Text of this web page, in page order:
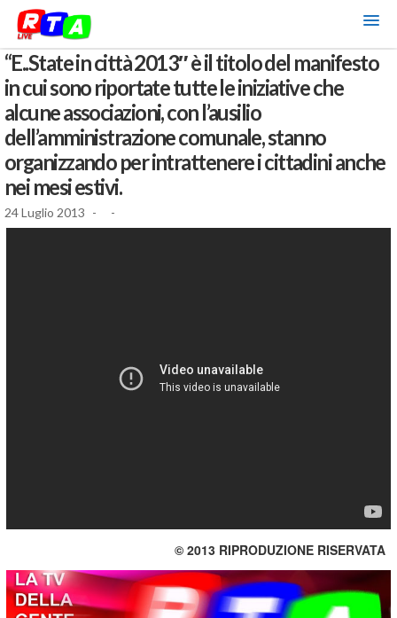
“E..State in città 2013″ è il titolo del manifesto
in cui sono riportate tutte le iniziative che
alcune associazioni, con l’ausilio
dell’amministrazione comunale, stanno
organizzando per intrattenere i cittadini anche
nei mesi estivi.
24 Luglio 2013 - -
© 2013 RIPRODUZIONE RISERVATA